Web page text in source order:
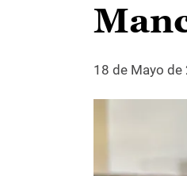
18 de Mayo de